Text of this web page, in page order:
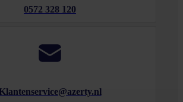
0572 328 120